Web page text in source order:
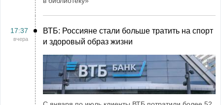
17:37
вчера
ВТБ: Россияне стали больше тратить на спорт
и здоровый образ жизни